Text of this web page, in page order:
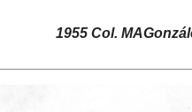
1955 Col.